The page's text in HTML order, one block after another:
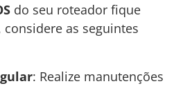
do seu roteador fique
as seguintes
: Realize manutenções